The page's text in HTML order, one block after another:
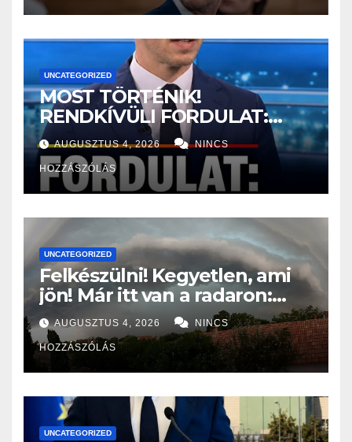
UNCATEGORIZED
MOST TÖRTÉNIK!
RENDKÍVÜLI FORDULAT:
Magyar Péter nagyon jó hírt
jelentett be! – ERRE várt az
egész ország:
AUGUSZTUS 4, 2026 NINCS
HOZZÁSZÓLÁS
UNCATEGORIZED
Felkészülni! Kegyetlen, ami
jön! Már itt van a radaron:
Viharos széllel és jégesővel
szakad rá a pokol ERRE az 5
vármegyére:
AUGUSZTUS 4, 2026 NINCS
HOZZÁSZÓLÁS
UNCATEGORIZED